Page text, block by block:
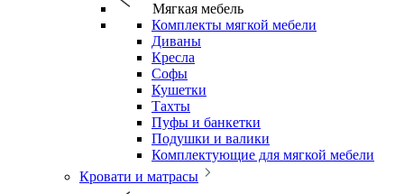
Мягкая мебель
Комплекты мягкой мебели
Диваны
Кресла
Софы
Кушетки
Тахты
Пуфы и банкетки
Подушки и валики
Комплектующие для мягкой мебели
Кровати и матрасы